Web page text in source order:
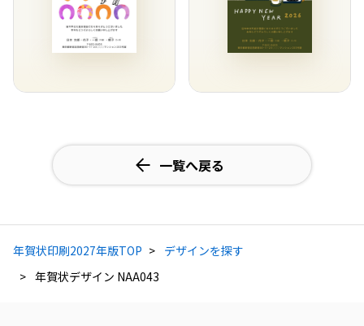
一覧へ戻る
年賀状印刷2027年版TOP
デザインを探す
年賀状デザイン NAA043